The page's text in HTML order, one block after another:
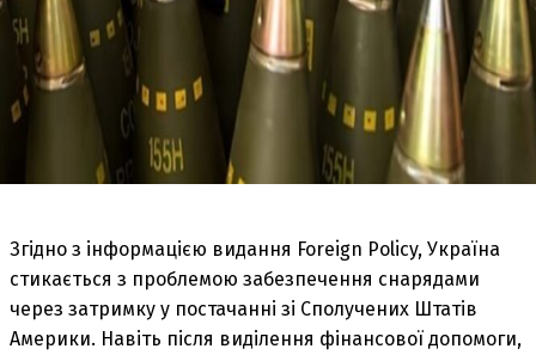
Згідно з інформацією видання Foreign Policy, Україна
стикається з проблемою забезпечення снарядами
через затримку у постачанні зі Сполучених Штатів
Америки. Навіть після виділення фінансової допомоги,